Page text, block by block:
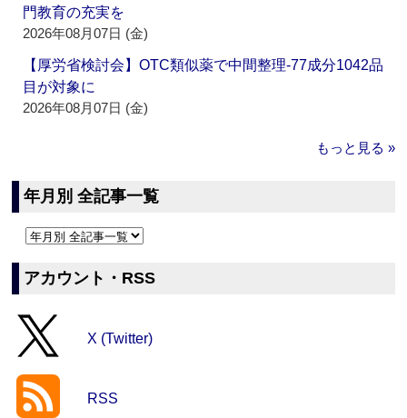
門教育の充実を
2026年08月07日 (金)
【厚労省検討会】OTC類似薬で中間整理‐77成分1042品
目が対象に
2026年08月07日 (金)
もっと見る »
年月別 全記事一覧
アカウント・RSS
X (Twitter)
RSS